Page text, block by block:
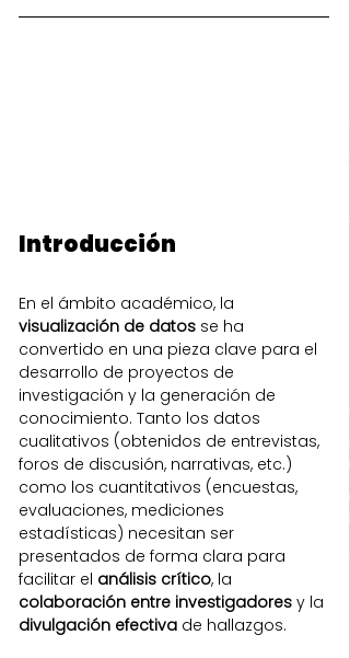
Introducción
En el ámbito académico, la
visualización de datos se ha
convertido en una pieza clave para el
desarrollo de proyectos de
investigación y la generación de
conocimiento. Tanto los datos
cualitativos (obtenidos de entrevistas,
foros de discusión, narrativas, etc.)
como los cuantitativos (encuestas,
evaluaciones, mediciones
estadísticas) necesitan ser
presentados de forma clara para
facilitar el análisis crítico, la
colaboración entre investigadores y la
divulgación efectiva de hallazgos.